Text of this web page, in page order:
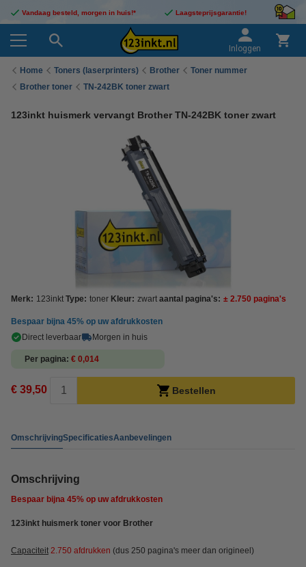
Vandaag besteld, morgen in huis!* Laagsteprijsgarantie!
Inloggen
Home Toners (laserprinters) Brother
Toner nummer
Brother toner
TN-242BK toner zwart
123inkt huismerk vervangt Brother TN-242BK toner zwart
Merk: 123inkt Type: toner Kleur: zwart aantal pagina's: ± 2.750 pagina's
Bespaar bijna 45% op uw afdrukkosten
Direct leverbaar
Morgen in huis
Per pagina € 0,014
€ 39,50 Bestellen
OmschrijvingSpecificatiesAanbevelingen
Omschrijving
Bespaar bijna 45% op uw afdrukkosten
123inkt huismerk toner voor Brother
Capaciteit 2.750 afdrukken (dus 250 pagina's meer dan origineel)